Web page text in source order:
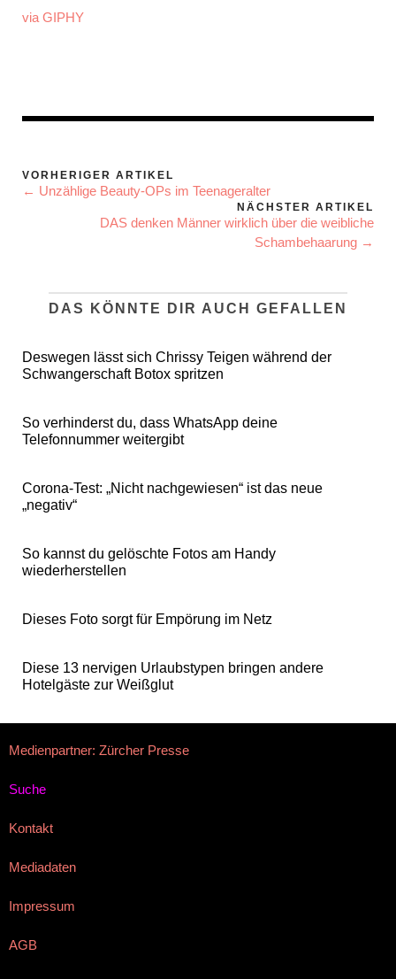
via GIPHY
VORHERIGER ARTIKEL
← Unzählige Beauty-OPs im Teenageralter
NÄCHSTER ARTIKEL
DAS denken Männer wirklich über die weibliche
Schambehaarung →
DAS KÖNNTE DIR AUCH GEFALLEN
Deswegen lässt sich Chrissy Teigen während der
Schwangerschaft Botox spritzen
So verhinderst du, dass WhatsApp deine
Telefonnummer weitergibt
Corona-Test: „Nicht nachgewiesen“ ist das neue
„negativ“
So kannst du gelöschte Fotos am Handy
wiederherstellen
Dieses Foto sorgt für Empörung im Netz
Diese 13 nervigen Urlaubstypen bringen andere
Hotelgäste zur Weißglut
Medienpartner: Zürcher Presse
Suche
Kontakt
Mediadaten
Impressum
AGB